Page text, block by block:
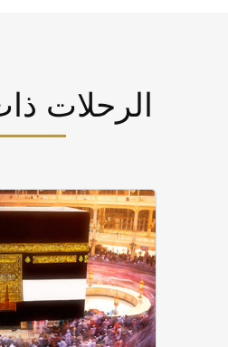
الرحلات